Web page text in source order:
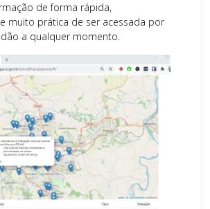
de forma rápida,
muito prática de ser acessada por
a qualquer momento.